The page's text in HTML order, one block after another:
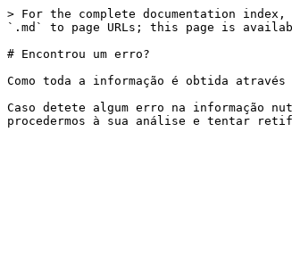
> For the complete documentation
`.md` to page URLs; this page is
# Encontrou um erro?
Como toda a informação é obtida
Caso detete algum erro na informação